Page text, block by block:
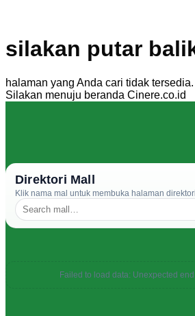
silakan putar
halaman yang Anda cari tidak tersedia.
Silakan menuju beranda Cinere.co.id
Direktori Mall
Klik nama mal untuk membuka halaman
Failed to load data: Unexpected